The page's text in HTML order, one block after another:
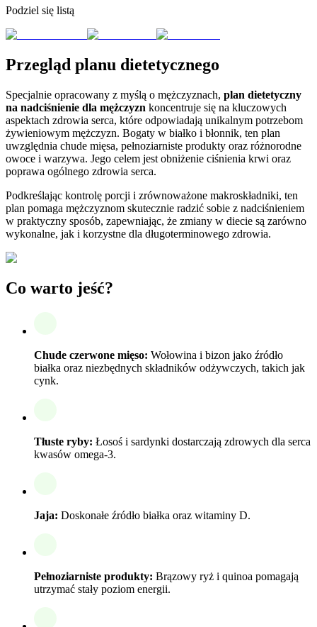
Podziel się listą
Przegląd planu dietetycznego
Specjalnie opracowany z myślą o mężczyznach, plan dietetyczny
na nadciśnienie dla mężczyzn koncentruje się na kluczowych
aspektach zdrowia serca, które odpowiadają unikalnym potrzebom
żywieniowym mężczyzn. Bogaty w białko i błonnik, ten plan
uwzględnia chude mięsa, pełnoziarniste produkty oraz różnorodne
owoce i warzywa. Jego celem jest obniżenie ciśnienia krwi oraz
poprawa ogólnego zdrowia serca.
Podkreślając kontrolę porcji i zrównoważone makroskładniki, ten
plan pomaga mężczyznom skutecznie radzić sobie z nadciśnieniem
w praktyczny sposób, zapewniając, że zmiany w diecie są zarówno
wykonalne, jak i korzystne dla długoterminowego zdrowia.
Co warto jeść?
Chude czerwone mięso: Wołowina i bizon jako źródło
białka oraz niezbędnych składników odżywczych, takich jak
cynk.
Tłuste ryby: Łosoś i sardynki dostarczają zdrowych dla serca
kwasów omega-3.
Jaja: Doskonałe źródło białka oraz witaminy D.
Pełnoziarniste produkty: Brązowy ryż i quinoa pomagają
utrzymać stały poziom energii.